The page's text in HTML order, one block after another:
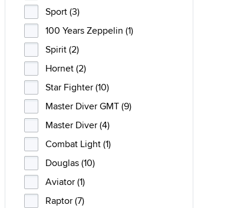
Sport (3)
100 Years Zeppelin (1)
Spirit (2)
Hornet (2)
Star Fighter (10)
Master Diver GMT (9)
Master Diver (4)
Combat Light (1)
Douglas (10)
Aviator (1)
Raptor (7)